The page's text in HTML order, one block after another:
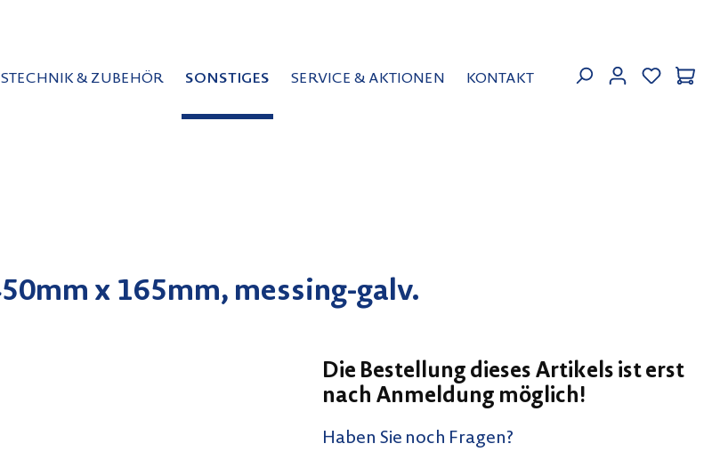
& ZUBEHÖR SONSTIGES SERVICE & AKTIONEN KONTAKT
MEIN
x 165mm, messing-galv.
Die Bestellung dieses Artikels ist erst
nach Anmeldung möglich!
Haben Sie noch Fragen?